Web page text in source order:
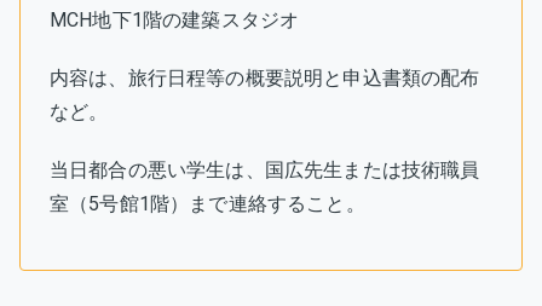
MCH地下1階の建築スタジオ
内容は、旅行日程等の概要説明と申込書類の配布
など。
当日都合の悪い学生は、国広先生または技術職員
室（5号館1階）まで連絡すること。